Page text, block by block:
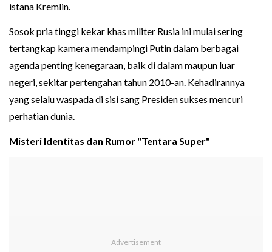
istana Kremlin.
Sosok pria tinggi kekar khas militer Rusia ini mulai sering
tertangkap kamera mendampingi Putin dalam berbagai
agenda penting kenegaraan, baik di dalam maupun luar
negeri, sekitar pertengahan tahun 2010-an. Kehadirannya
yang selalu waspada di sisi sang Presiden sukses mencuri
perhatian dunia.
Misteri Identitas dan Rumor "Tentara Super"